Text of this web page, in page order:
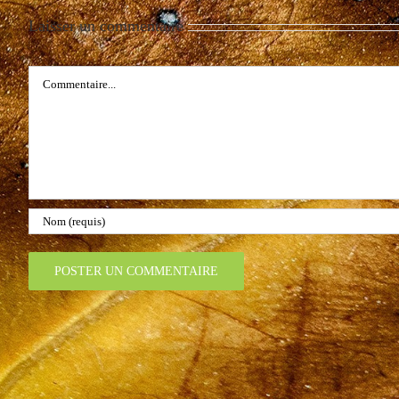
Laisser un commentaire
Commentaire